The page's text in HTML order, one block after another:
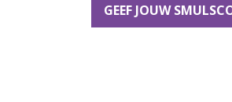
GEEF JOUW